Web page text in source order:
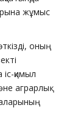
жұмыс
оның
қимыл
аграрлық